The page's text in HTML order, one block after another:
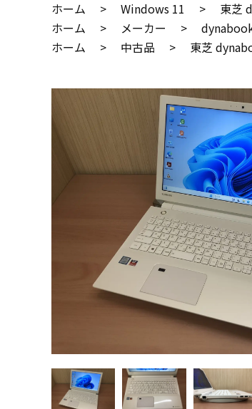
ホーム
> Windows 11 >
東芝
ホーム
> メーカー >
ホーム
> 中古品 > 東芝